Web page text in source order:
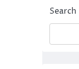
Search